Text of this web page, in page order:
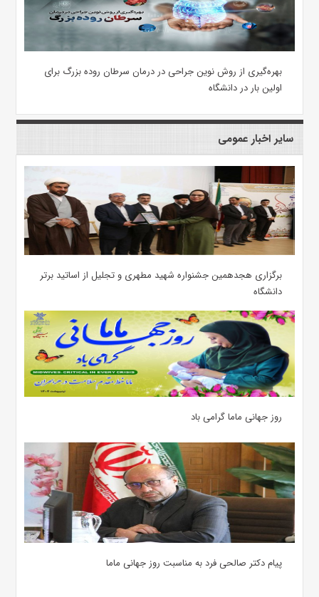
بهره‌گیری از روش نوین جراحی در درمان سرطان روده بزرگ برای
اولین بار در دانشگاه
سایر اخبار عمومی
برگزاری هجدهمین جشنواره شهید مطهری و تجلیل از اساتید برتر
دانشگاه
روز جهانی ماما گرامی باد
پیام دکتر صالحی فرد به مناسبت روز جهانی ماما